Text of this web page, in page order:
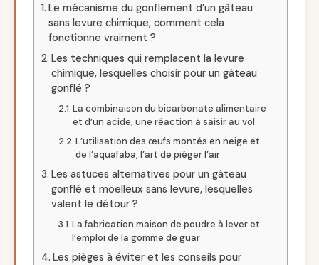
Le mécanisme du gonflement d’un gâteau
sans levure chimique, comment cela
fonctionne vraiment ?
Les techniques qui remplacent la levure
chimique, lesquelles choisir pour un gâteau
gonflé ?
La combinaison du bicarbonate alimentaire
et d’un acide, une réaction à saisir au vol
L’utilisation des œufs montés en neige et
de l’aquafaba, l’art de piéger l’air
Les astuces alternatives pour un gâteau
gonflé et moelleux sans levure, lesquelles
valent le détour ?
La fabrication maison de poudre à lever et
l’emploi de la gomme de guar
Les pièges à éviter et les conseils pour